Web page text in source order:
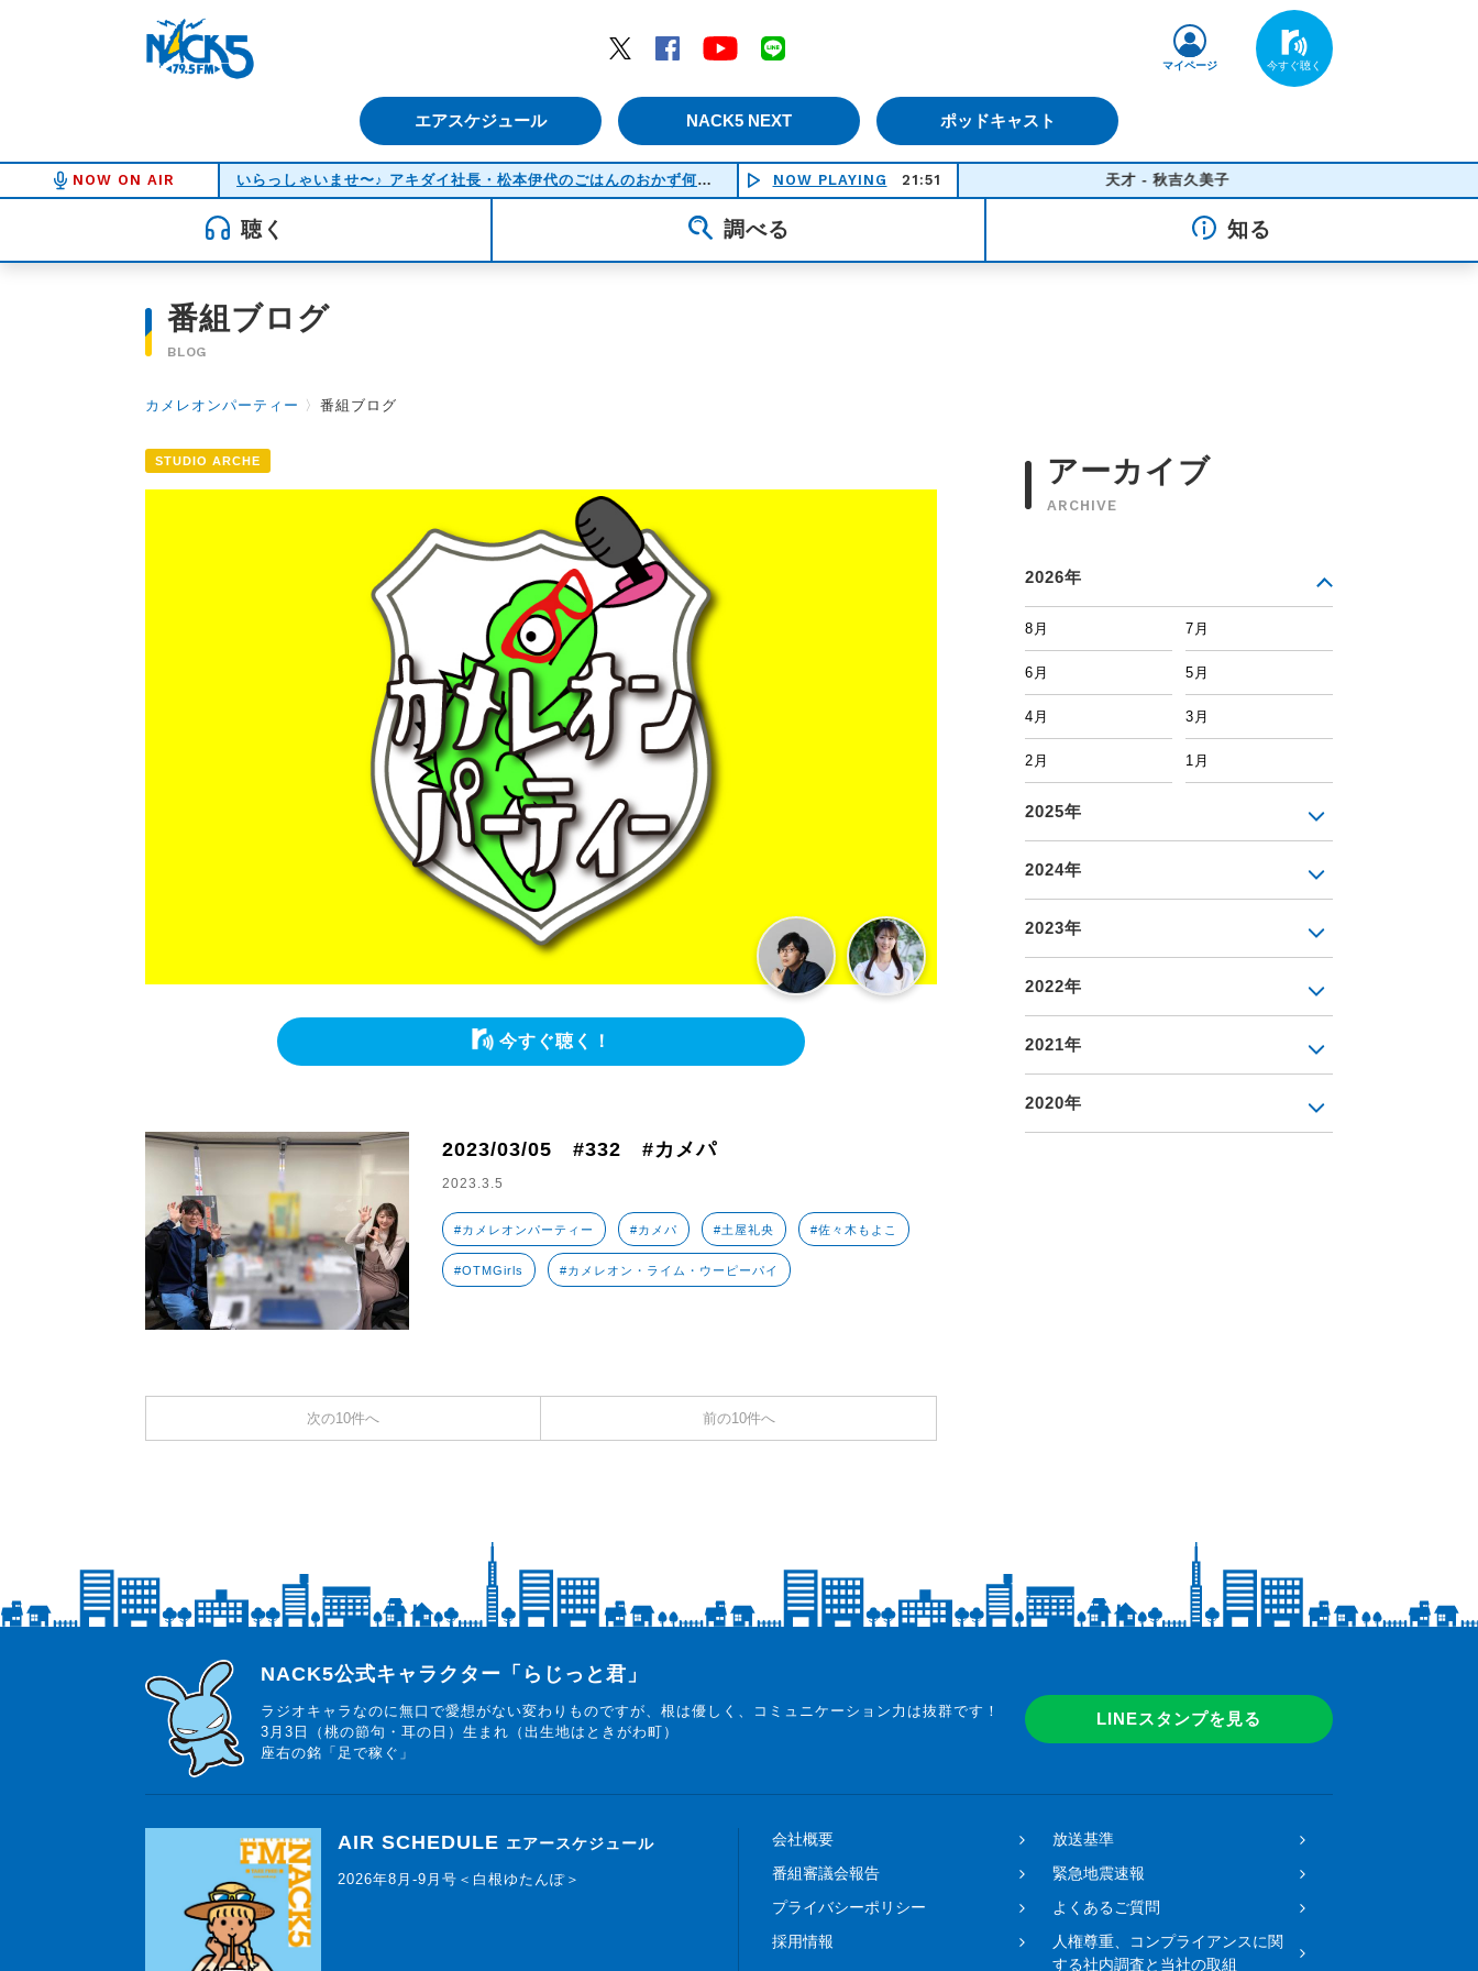
Twitter
Facebook YouTube
エアスケジュール NACK5 NEXT ポッドキャスト
マイページ
NOW ON AIR いらっしゃいませ〜♪ アキダイ社長・松本伊代のごはんのおかず何にする？ (21:30-22:00)
NOW PLAYING 21:51 天才 - 秋吉久美子
聴く 調べる 知る
番組ブログ
BLOG
カメレオンパーティー 〉 番組ブログ
STUDIO ARCHE
今すぐ聴く！
2023/03/05 #332 #カメパ
2023.3.5
#カメレオンパーティー #カメパ #土屋礼央 #佐々木もよこ
#OTMGirls #カメレオン・ライム・ウーピーパイ
次の10件へ 前の10件へ
アーカイブ
ARCHIVE
2026年
8月 7月
6月 5月
4月 3月
2月 1月
2025年
2024年
2023年
2022年
2021年
2020年
らじっと君
NACK5公式キャラクター「らじっと君」
ラジオキャラなのに無口で愛想がない変わりものですが、根は優しく、コミュニケーション力は抜群です！
3月3日（桃の節句・耳の日）生まれ（出生地はときがわ町）
座右の銘「足で稼ぐ」
LINEスタンプを見る
AIR SCHEDULE エアースケジュール
2026年8月-9月号＜白根ゆたんぽ＞
会社概要
放送基準
番組審議会報告
緊急地震速報
プライバシーポリシー
よくあるご質問
採用情報
人権尊重、コンプライアンスに関
する社内調査と当社の取組